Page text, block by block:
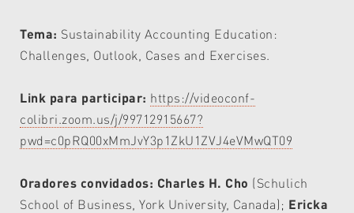
Tema: Sustainability Accounting Education:
Challenges, Outlook, Cases and Exercises.
Link para participar: https://videoconf-
colibri.zoom.us/j/99712915667?
pwd=c0pRQ00xMmJvY3p1ZkU1ZVJ4eVMwQT09
Oradores convidados: Charles H. Cho (Schulich
School of Business, York University, Canada); Ericka